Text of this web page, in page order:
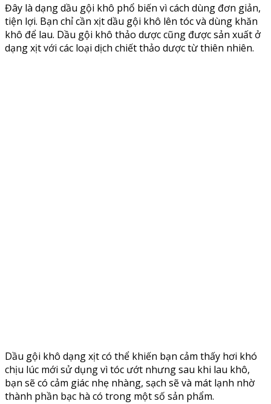
Đây là dạng dầu gội khô phổ biến vì cách dùng đơn giản,
tiện lợi. Bạn chỉ cần xịt dầu gội khô lên tóc và dùng khăn
khô để lau. Dầu gội khô thảo dược cũng được sản xuất ở
dạng xịt với các loại dịch chiết thảo dược từ thiên nhiên.
Dầu gội khô dạng xịt có thể khiến bạn cảm thấy hơi khó
chịu lúc mới sử dụng vì tóc ướt nhưng sau khi lau khô,
bạn sẽ có cảm giác nhẹ nhàng, sạch sẽ và mát lạnh nhờ
thành phần bạc hà có trong một số sản phẩm.